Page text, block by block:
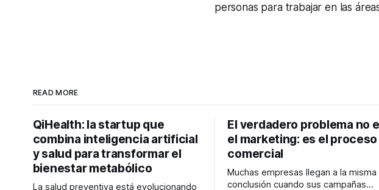
personas para trabajar en las
READ MORE
QiHealth: la startup que
combina inteligencia artificial
y salud para transformar el
bienestar metabólico
La salud preventiva está evolucionando
El verdadero problema no
el marketing: es el proceso
comercial
Muchas empresas llegan a la misma
conclusión cuando sus campañas